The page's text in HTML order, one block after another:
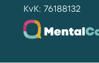
KvK: 76188132